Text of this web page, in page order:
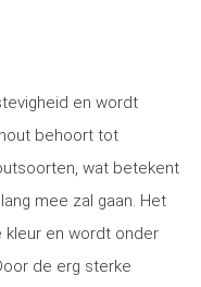
en wordt
behoort tot
wat betekent
mee zal gaan. Het
kleur en wordt onder
de erg sterke